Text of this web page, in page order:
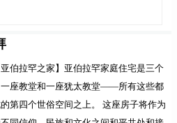
亚伯拉罕之家】 亚伯拉罕家庭住宅是三个
座教堂和一座犹太教堂——所有这些都
第四个世俗空间之上。 这座房子将作为